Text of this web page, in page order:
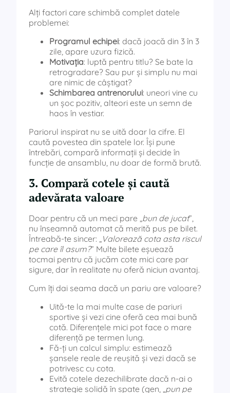
Alți factori care schimbă complet datele
problemei:
Programul echipei: dacă joacă din 3 în 3
zile, apare uzura fizică.
Motivația: luptă pentru titlu? Se bate la
retrogradare? Sau pur și simplu nu mai
are nimic de câștigat?
Schimbarea antrenorului: uneori vine cu
un șoc pozitiv, alteori este un semn de
haos în vestiar.
Pariorul inspirat nu se uită doar la cifre. El
caută povestea din spatele lor. Își pune
întrebări, compară informații și decide în
funcție de ansamblu, nu doar de formă brută.
3. Compară cotele și caută
adevărata valoare
Doar pentru că un meci pare „bun de jucat”,
nu înseamnă automat că merită pus pe bilet.
Întreabă-te sincer: „Valorează cota asta riscul
pe care îl asum?” Multe bilete eșuează
tocmai pentru că jucăm cote mici care par
sigure, dar în realitate nu oferă niciun avantaj.
Cum îți dai seama dacă un pariu are valoare?
Uită-te la mai multe case de pariuri
sportive și vezi cine oferă cea mai bună
cotă. Diferențele mici pot face o mare
diferență pe termen lung.
Fă-ți un calcul simplu: estimează
șansele reale de reușită și vezi dacă se
potrivesc cu cota.
Evită cotele dezechilibrate dacă n-ai o
strategie solidă în spate (gen, „pun pe